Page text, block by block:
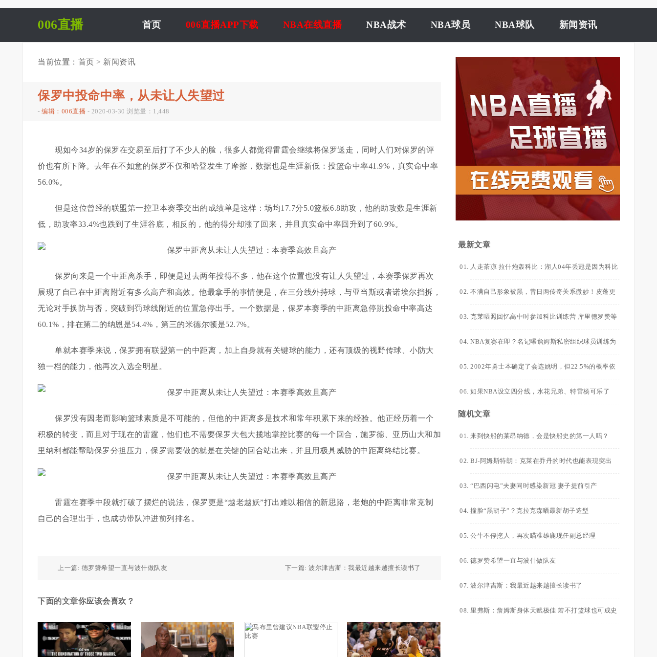
006直播 首页 006直播APP下载 NBA在线直播 NBA战术 NBA球员 NBA球队 新闻资讯
当前位置： 首页 > 新闻资讯
保罗中投命中率，从未让人失望过
- 编辑：006直播 - 2020-03-30 浏览量：1,448
现如今34岁的保罗在交易至后打了不少人的脸，很多人都觉得雷霆会继续将保罗送走，同时人们对保罗的评
价也有所下降。去年在不如意的保罗不仅和哈登发生了摩擦，数据也是生涯新低：投篮命中率41.9%，真实命中率
56.0%。
但是这位曾经的联盟第一控卫本赛季交出的成绩单是这样：场均17.7分5.0篮板6.8助攻，他的助攻数是生涯新
低，助攻率33.4%也跌到了生涯谷底，相反的，他的得分却涨了回来，并且真实命中率回升到了60.9%。
保罗向来是一个中距离杀手，即便是过去两年投得不多，他在这个位置也没有让人失望过，本赛季保罗再次
展现了自己在中距离附近有多么高产和高效。他最拿手的事情便是，在三分线外持球，与亚当斯或者诺埃尔挡拆，
无论对手换防与否，突破到罚球线附近的位置急停出手。一个数据是，保罗本赛季的中距离急停跳投命中率高达
60.1%，排在第二的纳恩是54.4%，第三的米德尔顿是52.7%。
单就本赛季来说，保罗拥有联盟第一的中距离，加上自身就有关键球的能力，还有顶级的视野传球、小防大
独一档的能力，他再次入选全明星。
保罗没有因老而影响篮球素质是不可能的，但他的中距离多是技术和常年积累下来的经验。他正经历着一个
积极的转变，而且对于现在的雷霆，他们也不需要保罗大包大揽地掌控比赛的每一个回合，施罗德、亚历山大和加
里纳利都能帮助保罗分担压力，保罗需要做的就是在关键的回合站出来，并且用极具威胁的中距离终结比赛。
雷霆在赛季中段就打破了摆烂的说法，保罗更是“越老越妖”打出难以相信的新思路，老炮的中距离非常克制
自己的合理出手，也成功带队冲进前列排名。
上一篇: 德罗赞希望一直与波什做队友 下一篇:波尔津吉斯：我最近越来越擅长读书了
下面的文章你应该会喜欢？
最新文章
人走茶凉 拉什炮轰科比：湖人04年丢冠是因为科比
太自私了 他想拿FMVP
不满自己形象被黑，昔日两传奇关系微妙！皮蓬更
是直言科比已超越乔丹！
克莱晒照回忆高中时参加科比训练营 库里德罗赞等
人也在
NBA复赛在即？名记曝詹姆斯私密组织球员训练为
夺冠做准备
2002年勇士本确定了会选姚明，但22.5%的概率依
然没有得到状元签！
如果NBA设立四分线，水花兄弟、特雷杨可乐了
随机文章
来到快船的莱昂纳德，会是快船史的第一人吗？
BJ-阿姆斯特朗：克莱在乔丹的时代也能表现突出
“巴西闪电”夫妻同时感染新冠 妻子提前引产
撞脸“黑胡子”？克拉克森晒最新胡子造型
公牛不停挖人，再次瞄准雄鹿现任副总经理
德罗赞希望一直与波什做队友
波尔津吉斯：我最近越来越擅长读书了
里弗斯：詹姆斯身体天赋极佳 若不打篮球也可成史